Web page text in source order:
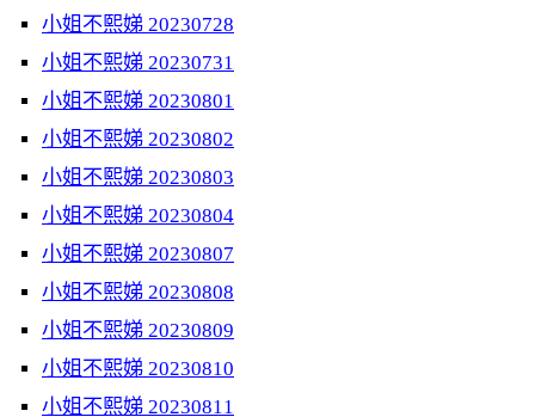
小姐不熙娣 20230728
小姐不熙娣 20230731
小姐不熙娣 20230801
小姐不熙娣 20230802
小姐不熙娣 20230803
小姐不熙娣 20230804
小姐不熙娣 20230807
小姐不熙娣 20230808
小姐不熙娣 20230809
小姐不熙娣 20230810
小姐不熙娣 20230811